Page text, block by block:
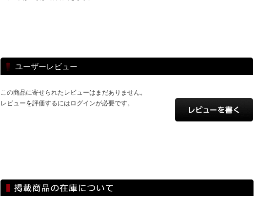
ユーザーレビュー
この商品に寄せられたレビューはまだありません。
レビューを評価するにはログインが必要です。